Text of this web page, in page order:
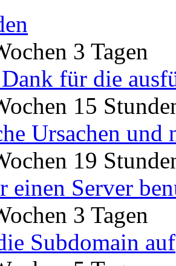
3 Tagen
für die
15
Ursachen und
19
einen Server
3 Tagen
Subdomain auf